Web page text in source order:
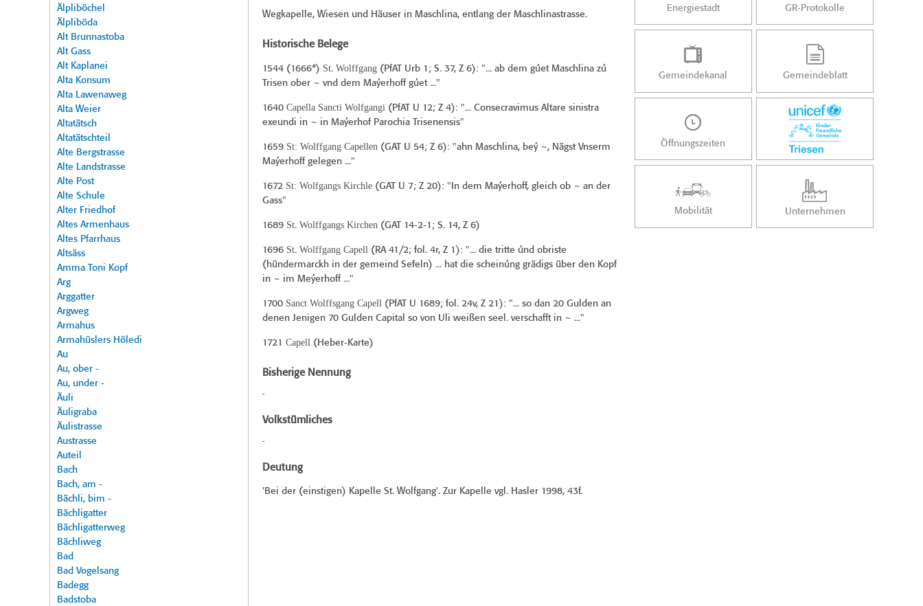
Älpliböchel
Älpliböda
Alt Brunnastoba
Alt Gass
Alt Kaplanei
Alta Konsum
Alta Lawenaweg
Alta Weier
Altatätsch
Altatätschteil
Alte Bergstrasse
Alte Landstrasse
Alte Post
Alte Schule
Alter Friedhof
Altes Armenhaus
Altes Pfarrhaus
Altsäss
Amma Toni Kopf
Arg
Arggatter
Argweg
Armahus
Armahüslers Höledi
Au
Au, ober -
Au, under -
Äuli
Äuligraba
Äulistrasse
Austrasse
Auteil
Bach
Bach, am -
Bächli, bim -
Bächligatter
Bächligatterweg
Bächliweg
Bad
Bad Vogelsang
Badegg
Badstoba
Wegkapelle, Wiesen und Häuser in Maschlina, entlang der Maschlinastrasse.
Historische Belege
1544 ( 1666*) St. Wolffgang(PfAT Urb 1; S. 37, Z 6): "... ab dem gúet Maschlina zú
Trisen ober ~ vnd dem Maýerhoff gúet ..."
1640 Capella Sancti Wolfgangi( PfAT U 12; Z 4): "... Consecravimus Altare sinistra
exeundi in ~ in Maýerhof Parochia Trisenensis"
1659 St: Wolffgang Capellen(GAT U 54; Z 6): "ahn Maschlina, beý ~, Nägst Vnserm
Maýerhoff gelegen ..."
1672 St: Wolfgangs Kirchle(GAT U 7; Z 20): "In dem Maýerhoff, gleich ob ~ an der
Gass"
1689 St. Wolffgangs Kirchen(GAT 14-2-1 ; S. 14, Z 6)
1696 St. Wolffgang Capell( RA 41/2; fol. 4r, Z 1): "... die tritte únd obriste
(hündermarckh in der gemeind Sefeln) ... hat die scheinúng grädigs über den Kopf
in ~ im Meýerhoff ..."
1700 Sanct Wolffsgang Capell( PfAT U 1689; fol. 24v, Z 21): "... so dan 20 Gulden an
denen Jenigen 70 Gulden Capital so von Uli weißen seel. verschafft in ~ ..."
1721 Capell( Heber-Karte)
Bisherige Nennung
-
Volkstümliches
-
Deutung
'Bei der (einstigen) Kapelle St. Wolfgang'. Zur Kapelle vgl. Hasler 1998, 43f.
Energiestadt GR-Protokolle
Gemeindekanal Gemeindeblatt
Öffnungszeiten
Mobilität Unternehmen